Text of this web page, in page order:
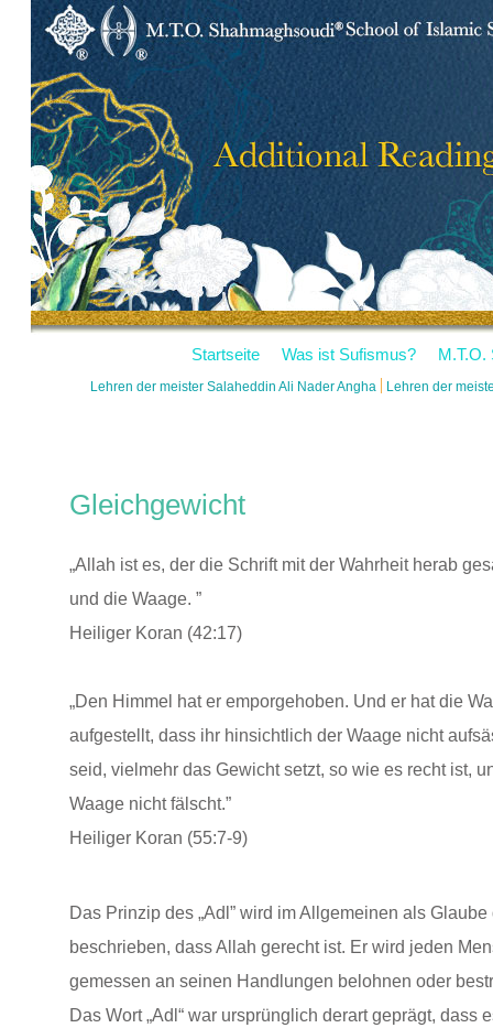
Startseite Was ist Sufismus? M.T.O.
Lehren der meister Salaheddin Ali Nader Angha Lehren der
Gleichgewicht
„Allah ist es, der die Schrift mit der Wahrheit herab
und die Waage. ”
Heiliger Koran (42:17)
„Den Himmel hat er emporgehoben. Und er hat die
aufgestellt, dass ihr hinsichtlich der Waage nicht
seid, vielmehr das Gewicht setzt, so wie es recht ist,
Waage nicht fälscht.”
Heiliger Koran (55:7-9)
Das Prinzip des „Adl” wird im Allgemeinen als Glaube
beschrieben, dass Allah gerecht ist. Er wird jeden
gemessen an seinen Handlungen belohnen oder
Das Wort „Adl“ war ursprünglich derart geprägt, dass